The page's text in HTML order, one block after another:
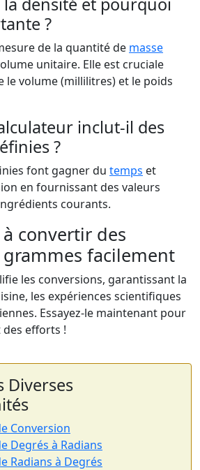
?
de la quantité de masse
unitaire. Elle est cruciale
volume (millilitres) et le poids
inclut-il des
?
font gagner du temps et
en fournissant des valeurs
courants.
convertir des
facilement
les conversions, garantissant la
les expériences scientifiques
Essayez-le maintenant pour
efforts !
Diverses
Conversion
Degrés à Radians
Radians à Degrés